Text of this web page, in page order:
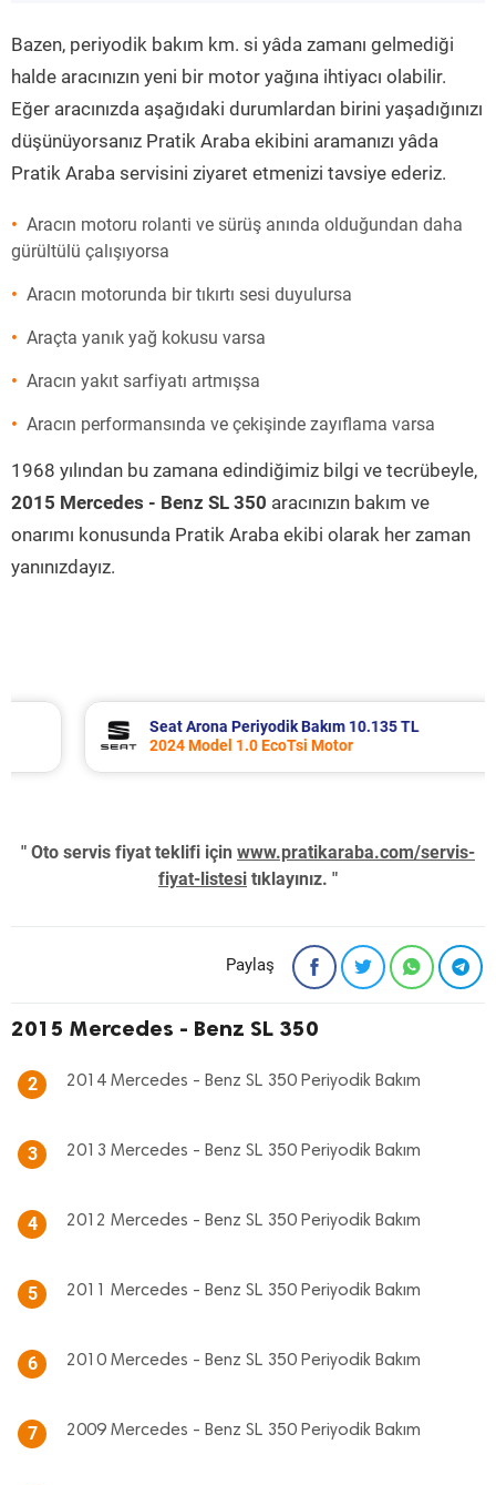
Bazen, periyodik bakım km. si yâda zamanı gelmediği
halde aracınızın yeni bir motor yağına ihtiyacı olabilir.
Eğer aracınızda aşağıdaki durumlardan birini yaşadığınızı
düşünüyorsanız Pratik Araba ekibini aramanızı yâda
Pratik Araba servisini ziyaret etmenizi tavsiye ederiz.
Aracın motoru rolanti ve sürüş anında olduğundan daha
gürültülü çalışıyorsa
Aracın motorunda bir tıkırtı sesi duyulursa
Araçta yanık yağ kokusu varsa
Aracın yakıt sarfiyatı artmışsa
Aracın performansında ve çekişinde zayıflama varsa
1968 yılından bu zamana edindiğimiz bilgi ve tecrübeyle,
2015 Mercedes - Benz SL 350 aracınızın bakım ve
onarımı konusunda Pratik Araba ekibi olarak her zaman
yanınızdayız.
Seat Arona Periyodik Bakım 10.135 TL
2024 Model 1.0 EcoTsi Motor
" Oto servis fiyat teklifi için www.pratikaraba.com/servis-
fiyat-listesi tıklayınız. "
Paylaş
2015 Mercedes - Benz SL 350
2 2014 Mercedes - Benz SL 350 Periyodik Bakım
3 2013 Mercedes - Benz SL 350 Periyodik Bakım
4 2012 Mercedes - Benz SL 350 Periyodik Bakım
5 2011 Mercedes - Benz SL 350 Periyodik Bakım
6 2010 Mercedes - Benz SL 350 Periyodik Bakım
7 2009 Mercedes - Benz SL 350 Periyodik Bakım